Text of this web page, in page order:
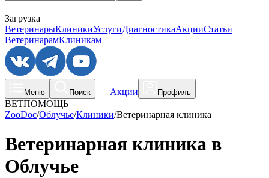
Загрузка
ВетеринарыКлиникиУслугиДиагностикаАкцииСтатьи
ВетеринарамКлиникам
Меню Поиск Акции Профиль
ВЕТПОМОЩЬ
ZooDoc/Облучье/Клиники/Ветеринарная клиника
Ветеринарная клиника в
Облучье